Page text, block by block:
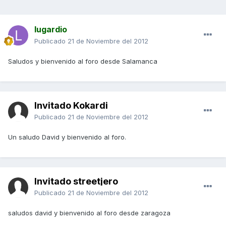
lugardio
Publicado 21 de Noviembre del 2012
Saludos y bienvenido al foro desde Salamanca
Invitado Kokardi
Publicado 21 de Noviembre del 2012
Un saludo David y bienvenido al foro.
Invitado streetjero
Publicado 21 de Noviembre del 2012
saludos david y bienvenido al foro desde zaragoza